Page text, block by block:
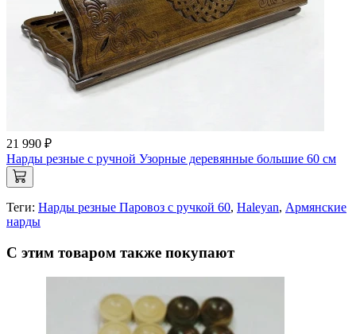
21 990 ₽
Нарды резные с ручной Узорные деревянные большие 60 см
Теги: Нарды резные Паровоз с ручкой 60, Haleyan, Армянские
нарды
С этим товаром также покупают